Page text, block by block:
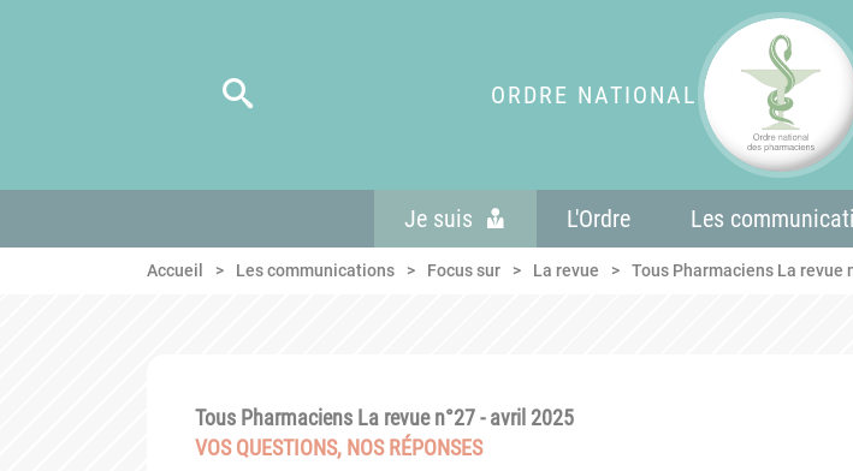
ORDRE NATIONAL
Je suis L'Ordre Les
Accueil Les communications Focus sur La revue Tous Pharmaciens La revue
Tous Pharmaciens La revue n°27 - avril 2025
VOS QUESTIONS, NOS RÉPONSES